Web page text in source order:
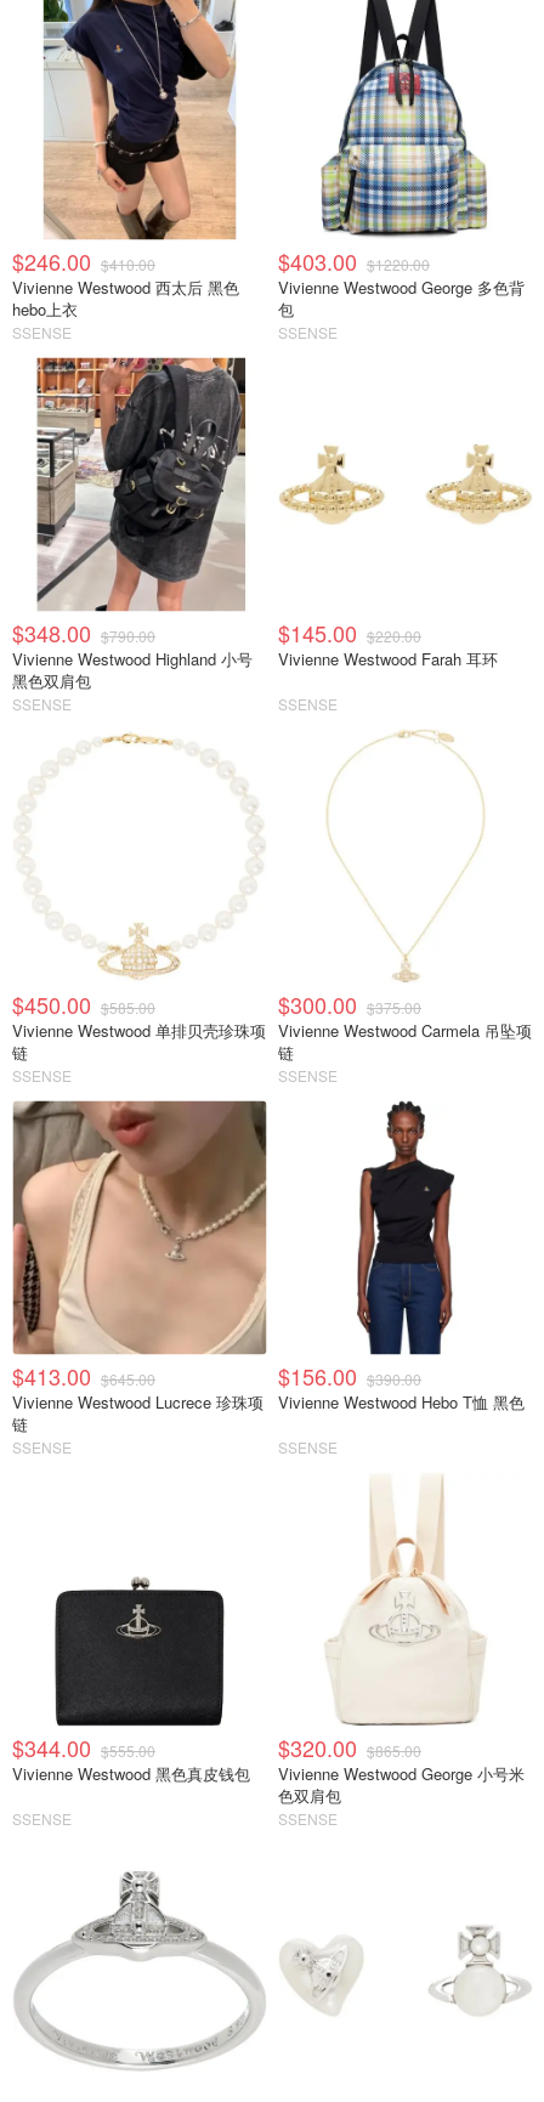
$246.00 $410.00
Vivienne Westwood 西太后 黑色
hebo上衣
SSENSE
$403.00 $1220.00
Vivienne Westwood George 多色背
包
SSENSE
$348.00 $790.00
Vivienne Westwood Highland 小号
黑色双肩包
SSENSE
$145.00 $220.00
Vivienne Westwood Farah 耳环
SSENSE
$450.00 $585.00
Vivienne Westwood 单排贝壳珍珠项
链
SSENSE
$300.00 $375.00
Vivienne Westwood Carmela 吊坠项
链
SSENSE
$413.00 $645.00
Vivienne Westwood Lucrece 珍珠项
链
SSENSE
$156.00 $390.00
Vivienne Westwood Hebo T恤 黑色
SSENSE
$344.00 $555.00
Vivienne Westwood 黑色真皮钱包
SSENSE
$320.00 $865.00
Vivienne Westwood George 小号米
色双肩包
SSENSE